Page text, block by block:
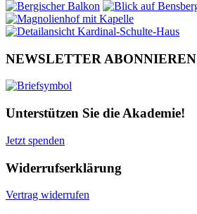
NEWSLETTER ABONNIEREN
Unterstützen Sie die Akademie!
Jetzt spenden
Widerrufserklärung
Vertrag widerrufen